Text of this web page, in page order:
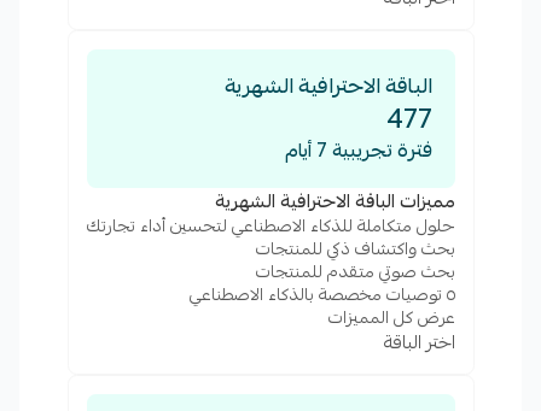
الباقة الاحترافية الشهرية
477
فترة تجريبية 7 أيام
مميزات الباقة الاحترافية الشهرية
حلول متكاملة للذكاء الاصطناعي لتحسين أداء تجارتك
بحث واكتشاف ذكي للمنتجات
بحث صوتي متقدم للمنتجات
٥ توصيات مخصصة بالذكاء الاصطناعي
عرض كل المميزات
اختر الباقة